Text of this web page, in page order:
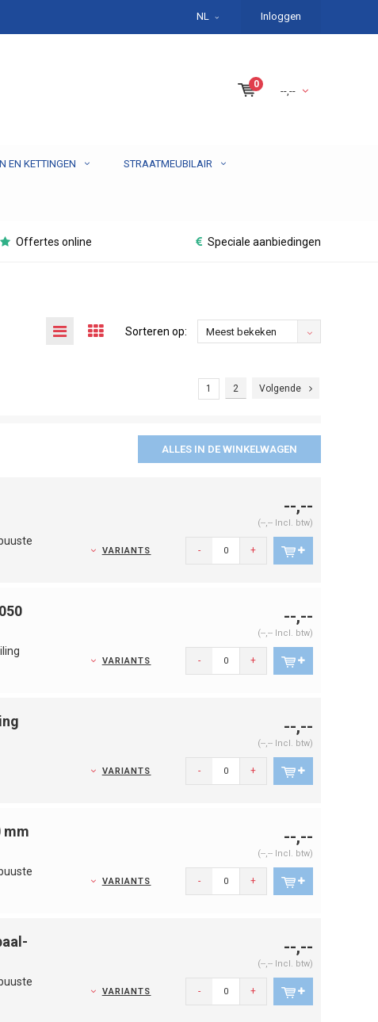
NL Inloggen
0
--,--
EN KETTINGEN STRAATMEUBILAIR
Offertes online Speciale aanbiedingen
Sorteren op: Meest bekeken
1 2 Volgende
ALLES IN DE WINKELWAGEN
--,--
(--,-- Incl. btw)
VARIANTS - +
--,--
(--,-- Incl. btw)
VARIANTS - +
--,--
(--,-- Incl. btw)
VARIANTS - +
mm
--,--
(--,-- Incl. btw)
VARIANTS - +
--,--
(--,-- Incl. btw)
VARIANTS - +